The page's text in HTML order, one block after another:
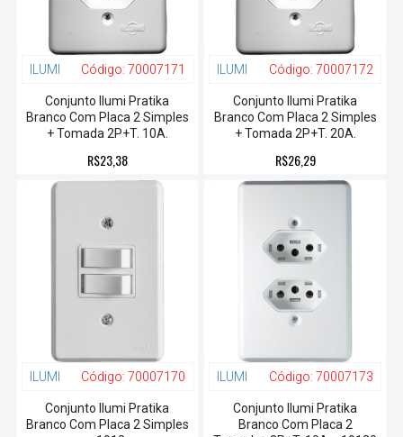
ILUMI Código: 70007171
Conjunto Ilumi Pratika
Branco Com Placa 2 Simples
+ Tomada 2P+T. 10A.
R$23,38
ILUMI Código: 70007172
Conjunto Ilumi Pratika
Branco Com Placa 2 Simples
+ Tomada 2P+T. 20A.
R$26,29
ILUMI Código: 70007170
Conjunto Ilumi Pratika
Branco Com Placa 2 Simples
ILUMI Código: 70007173
Conjunto Ilumi Pratika
Branco Com Placa 2